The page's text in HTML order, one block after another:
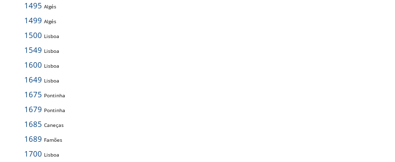
1495 Algés
1499 Algés
1500 Lisboa
1549 Lisboa
1600 Lisboa
1649 Lisboa
1675 Pontinha
1679 Pontinha
1685 Caneças
1689 Famões
1700 Lisboa